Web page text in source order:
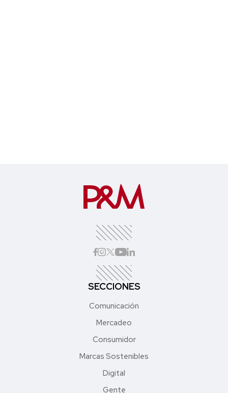
SECCIONES
Comunicación
Mercadeo
Consumidor
Marcas Sostenibles
Digital
Gente